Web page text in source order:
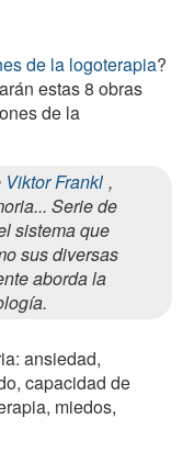
de la logoterapia?
estas 8 obras
de la
Viktor Frankl ,
Serie de
sistema que
sus diversas
aborda la
ansiedad,
capacidad de
miedos,